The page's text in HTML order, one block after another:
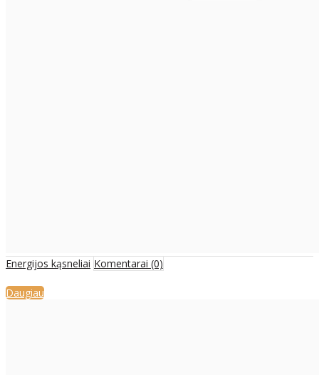
Energijos kąsneliai Komentarai (0)
Daugiau